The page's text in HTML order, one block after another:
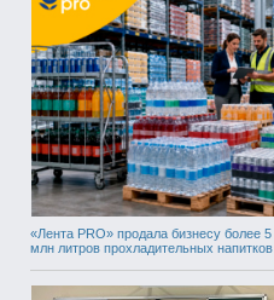
«Лента PRO» продала бизнесу более 5
млн литров прохладительных напитков